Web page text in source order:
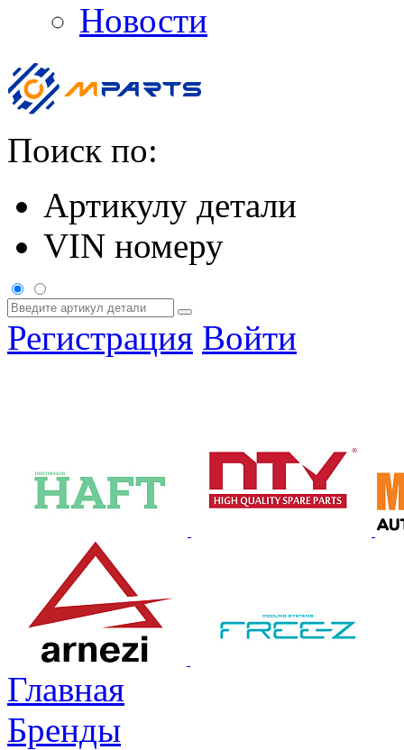
Новости
Поиск по:
Артикулу детали
VIN номеру
Регистрация Войти
Главная
Бренды